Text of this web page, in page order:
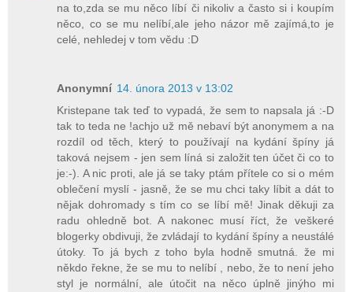
na to,zda se mu něco líbí či nikoliv a často si i koupím
něco, co se mu nelíbí,ale jeho názor mě zajímá,to je
celé, nehledej v tom vědu :D
Anonymní 14. února 2013 v 13:02
Kristepane tak teď to vypadá, že sem to napsala já :-D
tak to teda ne !achjo už mě nebaví být anonymem a na
rozdíl od těch, který to používají na kydání špíny já
taková nejsem - jen sem líná si založit ten účet či co to
je:-). A nic proti, ale já se taky ptám přítele co si o mém
oblečení myslí - jasně, že se mu chci taky líbit a dát to
nějak dohromady s tím co se líbí mě! Jinak děkuji za
radu ohledně bot. A nakonec musí říct, že veškeré
blogerky obdivuji, že zvládají to kydání špíny a neustálé
útoky. To já bych z toho byla hodně smutná. že mi
někdo řekne, že se mu to nelíbí , nebo, že to není jeho
styl je normální, ale útočit na něco úplně jinýho mi